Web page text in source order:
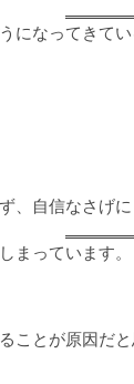
なってきてい
自信なさげに
まっています。
とが原因だと